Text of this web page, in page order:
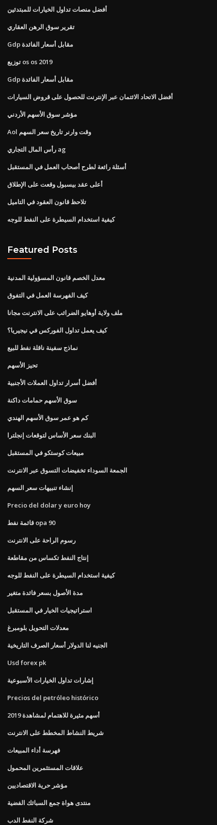
أفضل منصات تداول الخيارات للمبتدئين
تقرير سوق الرهن العقاري
Gdp مقابل أسعار الفائدة
توزيع os os 2019
Gdp مقابل أسعار الفائدة
أفضل الاتحاد الائتمان عبر الإنترنت للحصول على قروض السيارات
مؤشر سوق الأسهم الأردني
Aol وقت وارنر تاريخ سعر السهم
رأس المال التجاري ag
أسئلة رائعة لطرح أصحاب العمل في المستقبل
أعلى عقد بيسبول وقعت على الإطلاق
تلاحظ قانون العقود في التاميل
كيفية استخدام السيطرة على النفط للوجه
Featured Posts
معدل الخصم قانون المسؤولية المدنية
كيف الفهرسة العمل في التفوق
ملف ولاية أوهايو الضرائب على الانترنت مجانا
كيف يعمل تداول الفوركس في نيجيريا؟
نماذج سفينة ناقلة نفط للبيع
تحيز الأسهم
أفضل أسرار تداول العملات الأجنبية
سوق الأسهم حمامات داكنة
كم هو عمر سوق الأسهم الهندي
البنك سعر الأساس لتوقعات إنجلترا
مبيعات كوستكو في المستقبل
الجمعة السوداء تخفيضات التسوق عبر الانترنت
إنشاء تنبيهات سعر السهم
Precio del dolar y euro hoy
قائمة نفط opa 90
رسوم الراحة على الانترنت
إنتاج النفط تكساس من مقاطعة
كيفية استخدام السيطرة على النفط للوجه
مدة الأصول بسعر فائدة متغير
استراتيجيات الخيار في المستقبل
معدلات التحويل بلومبرغ
الجنيه لنا الدولار أسعار الصرف التاريخية
Usd forex pk
إشارات تداول الخيارات الأسبوعية
Precios del petróleo histórico
أسهم مثيرة للاهتمام لمشاهدة 2019
شريط النشاط المخطط على الانترنت
فهرسة أداء المبيعات
علاقات المستثمرين المحمول
مؤشر حرية الاقتصاديين
منتدى هواة جمع السبائك الفضية
شركة النفط الدب